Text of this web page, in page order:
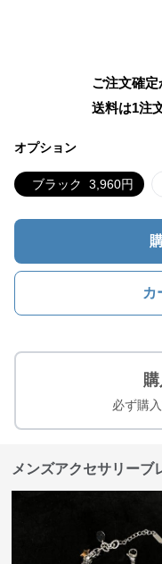
ご注文確
送料は1注
オプション
ブラック 3,960円
カ
必ず購
メンズアクセサリーブ